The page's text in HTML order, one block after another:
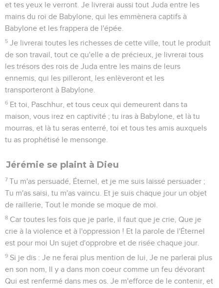
et tes yeux le verront. Je livrerai aussi tout Juda entre les
mains du roi de Babylone, qui les emmènera captifs à
Babylone et les frappera de l'épée.
5 Je livrerai toutes les richesses de cette ville, tout le produit
de son travail, tout ce qu'elle a de précieux, je livrerai tous
les trésors des rois de Juda entre les mains de leurs
ennemis, qui les pilleront, les enlèveront et les
transporteront à Babylone.
6 Et toi, Paschhur, et tous ceux qui demeurent dans ta
maison, vous irez en captivité ; tu iras à Babylone, et là tu
mourras, et là tu seras enterré, toi et tous tes amis auxquels
tu as prophétisé le mensonge.
Jérémie se plaint à Dieu
7 Tu m'as persuadé, Éternel, et je me suis laissé persuader ;
Tu m'as saisi, tu m'as vaincu. Et je suis chaque jour un objet
de raillerie, Tout le monde se moque de moi.
8 Car toutes les fois que je parle, il faut que je crie, Que je
crie à la violence et à l'oppression ! Et la parole de l'Éternel
est pour moi Un sujet d'opprobre et de risée chaque jour.
9 Si je dis : Je ne ferai plus mention de lui, Je ne parlerai plus
en son nom, Il y a dans mon coeur comme un feu dévorant
Qui est renfermé dans mes os. Je m'efforce de le contenir, et